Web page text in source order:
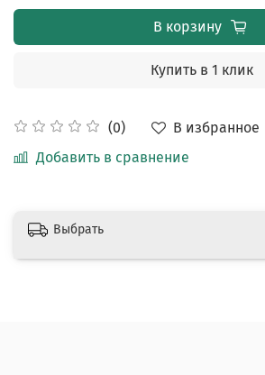
(0)
В избранное
Добавить в сравнение
В корзину
Купить в 1 клик
Выбрать